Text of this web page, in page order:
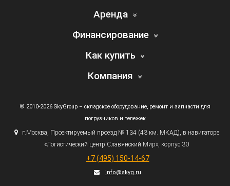
Аренда
Финансирование
Как купить
Компания
© 2010-2026 SkyGroup – складское оборудование, ремонт и запчасти для
погрузчиков и тележек
г.Москва, Проектируемый проезд № 134 (43км. МКАД), в навигаторе
«Логистический центр Славянский Мир», корпус 30
+7 (495) 150-14-67
info@skyg.ru